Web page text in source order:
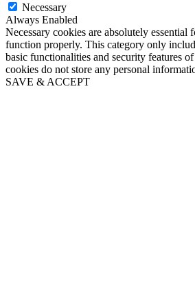
Necessary
Always Enabled
Necessary cookies are absolutely essential
function properly. This category only
basic functionalities and security features
cookies do not store any personal
SAVE & ACCEPT